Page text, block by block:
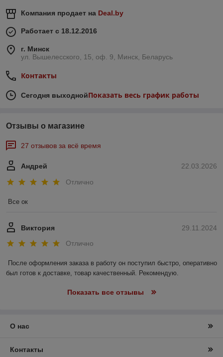
Компания продает на Deal.by
Работает с 18.12.2016
г. Минск
ул. Вышелесского, 15, оф. 9, Минск, Беларусь
Контакты
Сегодня выходнойПоказать весь график работы
Отзывы о магазине
27 отзывов за всё время
22.03.2026
Андрей
Отлично
Все ок
29.11.2024
Виктория
Отлично
После оформления заказа в работу он поступил быстро, оперативно
был готов к доставке, товар качественный. Рекомендую.
Показать все отзывы
О нас
Контакты